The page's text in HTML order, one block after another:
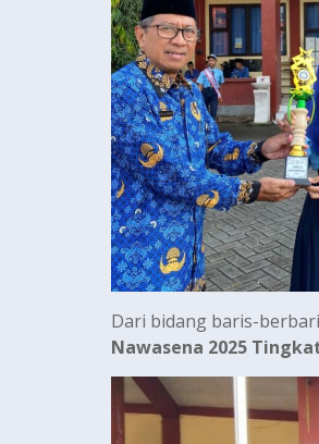
Dari bidang baris-
Nawasena 2025